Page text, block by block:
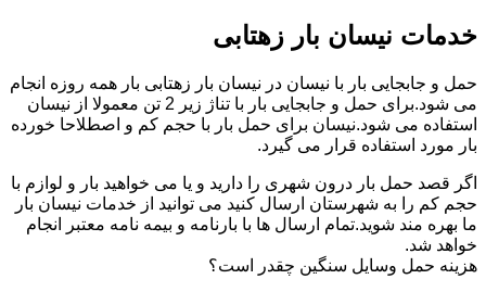
خدمات نیسان بار زهتابی
حمل و جابجایی بار با نیسان در نیسان بار زهتابی بار همه روزه انجام
می شود.برای حمل و جابجایی بار با تناژ زیر 2 تن معمولا از نیسان
استفاده می شود.نیسان برای حمل بار با حجم کم و اصطلاحا خورده
بار مورد استفاده قرار می گیرد.
اگر قصد حمل بار درون شهری را دارید و یا می خواهید بار و لوازم با
حجم کم را به شهرستان ارسال کنید می توانید از خدمات نیسان بار
ما بهره مند شوید.تمام ارسال ها با بارنامه و بیمه نامه معتبر انجام
خواهد شد.
هزینه حمل وسایل سنگین چقدر است؟